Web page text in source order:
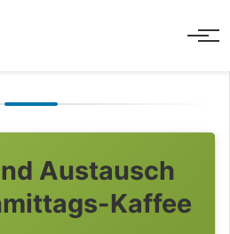
Austausch
Kaffee